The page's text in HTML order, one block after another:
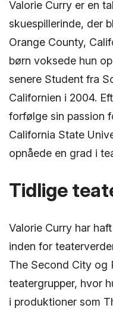
Valorie Curry er en
skuespillerinde, der
Orange County,
børn voksede hun
senere Student fra
Californien i 2004.
forfølge sin passion
California State
opnåede en grad i
Tidlige
Valorie Curry har
inden for
The Second City og
teatergrupper, hvor
i produktioner som